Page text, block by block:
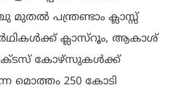
മുതൽ പന്ത്രണ്ടാം ക്ലാസ്സ്
ക്ലാസ്‌റൂം, ആകാശ്
കോഴ്‌സുകൾക്ക്
മൊത്തം 250 കോടി